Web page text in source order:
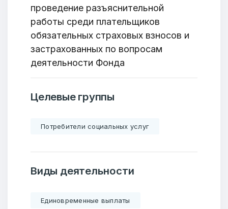
проведение разъяснительной
работы среди плательщиков
обязательных страховых взносов и
застрахованных по вопросам
деятельности Фонда
Целевые группы
Потребители социальных услуг
Виды деятельности
Единовременные выплаты